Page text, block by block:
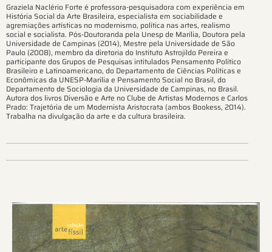
Graziela Naclério Forte é professora-pesquisadora com experiência em
História Social da Arte Brasileira, especialista em sociabilidade e
agremiações artísticas no modernismo, política nas artes, realismo
social e socialista. Pós-Doutoranda pela Unesp de Marília, Doutora pela
Universidade de Campinas (2014), Mestre pela Universidade de São
Paulo (2008), membro da diretoria do Instituto Astrojildo Pereira e
participante dos Grupos de Pesquisas intitulados Pensamento Político
Brasileiro e Latinoamericano, do Departamento de Ciências Políticas e
Econômicas da UNESP-Marília e Pensamento Social no Brasil, do
Departamento de Sociologia da Universidade de Campinas, no Brasil.
Autora dos livros Diversão e Arte no Clube de Artistas Modernos e Carlos
Prado: Trajetória de um Modernista Aristocrata (ambos Bookess, 2014).
Trabalha na divulgação da arte e da cultura brasileira.